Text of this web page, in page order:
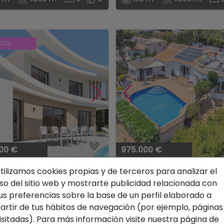
€
en venta en
con vistas abiertas y
privada....
Ref. 12590DA
m2 1.000 m 2 3
975.000 €
Villa tradicional con
mar y mucha privacidad
venta en Jávea...
Jávea - Balcón del Mar Ref.
378 m 2 946 m 2
cookies propias y de terceros para analizar el
del sitio web y mostrarte publicidad relacionada con
preferencias sobre la base de un perfil elaborado a
de tus hábitos de navegación (por ejemplo, páginas
Para más información visite nuestra página de